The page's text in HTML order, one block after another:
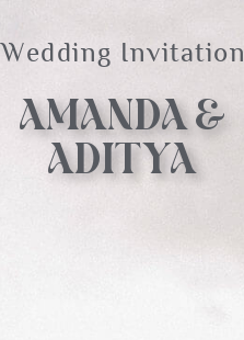
Wedding Invitation
AMANDA&
ADITYA